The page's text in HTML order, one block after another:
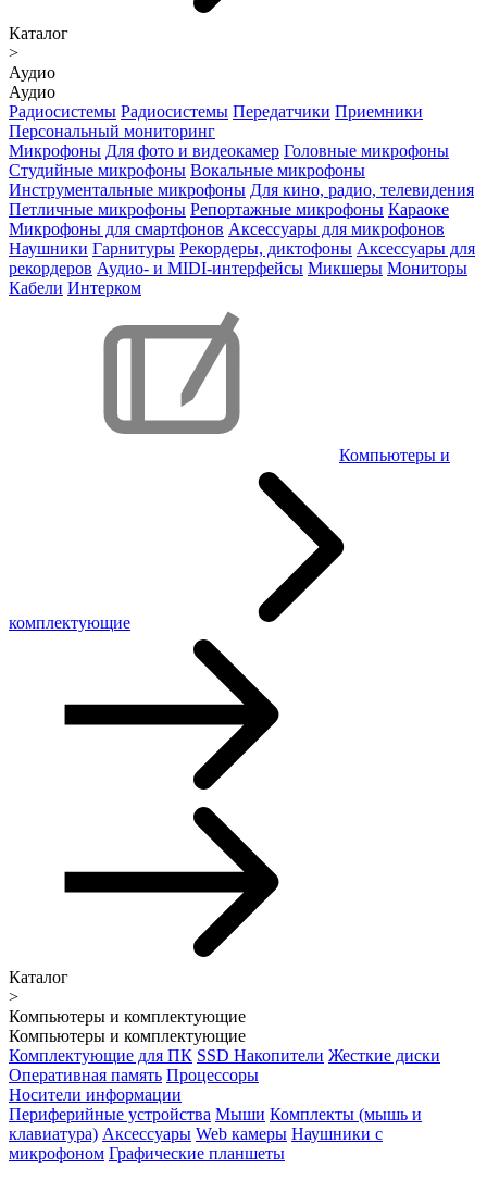
Каталог
>
Аудио
Аудио
Радиосистемы Радиосистемы Передатчики Приемники
Персональный мониторинг
Микрофоны Для фото и видеокамер Головные микрофоны
Студийные микрофоны Вокальные микрофоны
Инструментальные микрофоны Для кино, радио, телевидения
Петличные микрофоны Репортажные микрофоны Караоке
Микрофоны для смартфонов Аксессуары для микрофонов
Наушники Гарнитуры Рекордеры, диктофоны Аксессуары для
рекордеров Аудио- и MIDI-интерфейсы Микшеры Мониторы
Кабели Интерком
Компьютеры и
комплектующие
Каталог
>
Компьютеры и комплектующие
Компьютеры и комплектующие
Комплектующие для ПК SSD Накопители Жесткие диски
Оперативная память Процессоры
Носители информации
Периферийные устройства Мыши Комплекты (мышь и
клавиатура) Аксессуары Web камеры Наушники с
микрофоном Графические планшеты